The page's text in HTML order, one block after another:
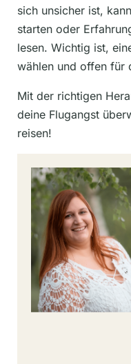
sich unsicher ist,
starten oder
lesen. Wichtig ist,
wählen und offen für
Mit der richtigen
deine Flugangst
reisen!